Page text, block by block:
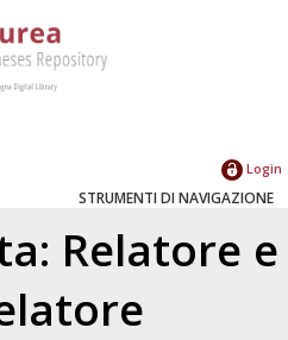
Login
STRUMENTI DI NAVIGAZIONE
Relatore e